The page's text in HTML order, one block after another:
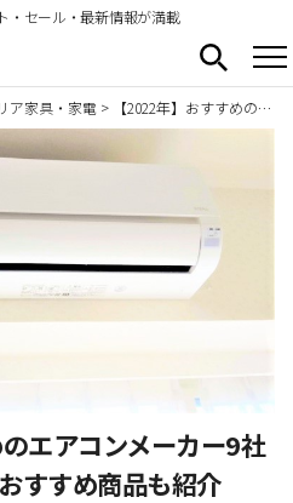
・セール・最新情報が満載
ア家具・家電 > 【2022年】おすすめのエアコンメーカー9社20機種比較！特徴やおすすめ商品も紹介
エアコンメーカー9社
すすめ商品も紹介